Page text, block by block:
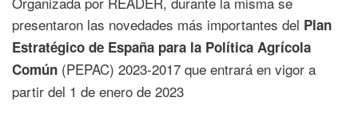
presentaron las novedades más importantes del Plan
Estratégico de España para la Política Agrícola
Común (PEPAC) 2023-2017 que entrará en vigor a
partir del 1 de enero de 2023